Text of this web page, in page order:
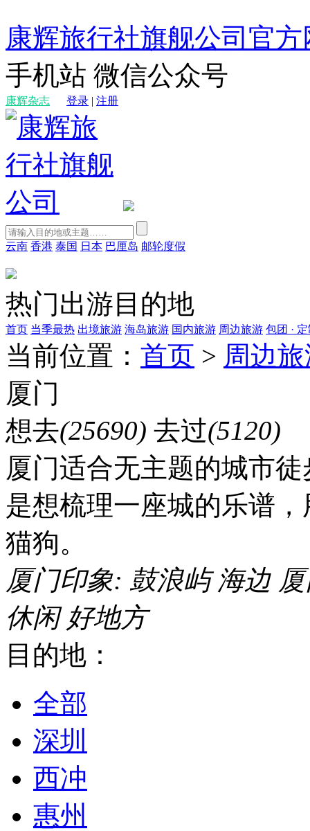
康辉旅行社旗舰公司官方
手机站 微信公众号
康辉杂志 登录 | 注册
云南 香港 泰国 日本 巴厘岛 邮轮度假
热门出游目的地
首页 当季最热 出境旅游 海岛旅游 国内旅游 周边旅游 包团 ·
当前位置： 首页 > 周边
厦门
想去(25690) 去过(5120)
厦门适合无主题的城市
是想梳理一座城的乐谱
猫狗。
厦门印象: 鼓浪屿 海边
休闲 好地方
目的地：
全部
深圳
西冲
惠州